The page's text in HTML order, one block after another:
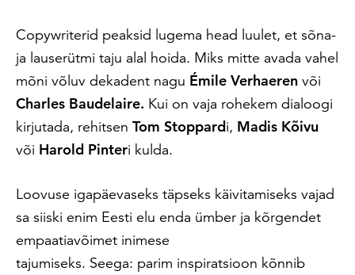
Copywriterid peaksid lugema head luulet, et sõna-
ja lauserütmi taju alal hoida. Miks mitte avada vahel
mõni võluv dekadent nagu Émile Verhaeren või
Charles Baudelaire. Kui on vaja rohekem dialoogi
kirjutada, rehitsen Tom Stoppardi, Madis Kõivu
või Harold Pinteri kulda.
Loovuse igapäevaseks täpseks käivitamiseks vajad
sa siiski enim Eesti elu enda ümber ja kõrgendet
empaatiavõimet inimese
tajumiseks. Seega: parim inspiratsioon kõnnib